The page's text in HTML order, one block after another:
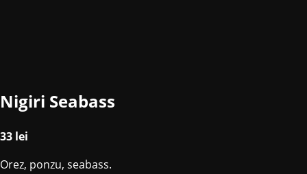
Nigiri Seabass
33 lei
Orez, ponzu, seabass.